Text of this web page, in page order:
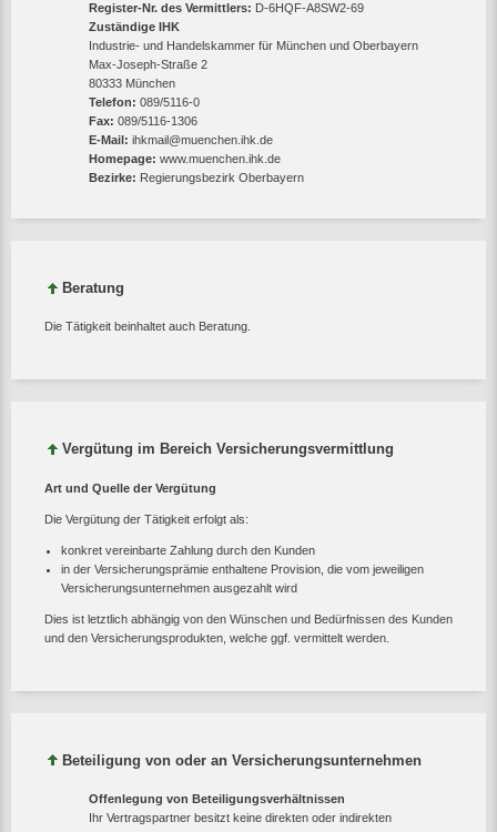
Register-Nr. des Vermittlers: D-6HQF-A8SW2-69
Zuständige IHK
Industrie- und Handelskammer für München und Oberbayern
Max-Joseph-Straße 2
‎80333 München
Telefon: 089/5116-0
Fax: 089/5116-1306
E-Mail: ihkmail@muenchen.ihk.de
Homepage: www.muenchen.ihk.de
Bezirke: Regierungsbezirk Oberbayern
Beratung
Die Tätigkeit beinhaltet auch Beratung.
Vergütung im Bereich Versicherungsvermittlung
Art und Quelle der Vergütung
Die Vergütung der Tätigkeit erfolgt als:
konkret vereinbarte Zahlung durch den Kunden
in der Versicherungsprämie enthaltene Provision, die vom jeweiligen
Versicherungsunternehmen ausgezahlt wird
Dies ist letztlich abhängig von den Wünschen und Bedürfnissen des Kunden
und den Versicherungsprodukten, welche ggf. vermittelt werden.
Beteiligung von oder an Versicherungsunternehmen
Offenlegung von Beteiligungsverhältnissen
Ihr Vertragspartner besitzt keine direkten oder indirekten